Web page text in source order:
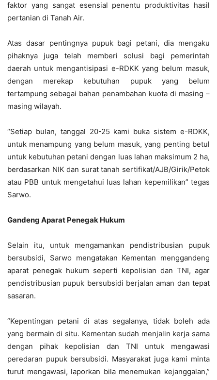
faktor yang sangat esensial penentu produktivitas hasil
pertanian di Tanah Air.
Atas dasar pentingnya pupuk bagi petani, dia mengaku
pihaknya juga telah memberi solusi bagi pemerintah
daerah untuk mengantisipasi e-RDKK yang belum masuk,
dengan merekap kebutuhan pupuk yang belum
tertampung sebagai bahan penambahan kuota di masing –
masing wilayah.
“Setiap bulan, tanggal 20-25 kami buka sistem e-RDKK,
untuk menampung yang belum masuk, yang penting betul
untuk kebutuhan petani dengan luas lahan maksimum 2 ha,
berdasarkan NIK dan surat tanah sertifikat/AJB/Girik/Petok
atau PBB untuk mengetahui luas lahan kepemilikan” tegas
Sarwo.
Gandeng Aparat Penegak Hukum
Selain itu, untuk mengamankan pendistribusian pupuk
bersubsidi, Sarwo mengatakan Kementan menggandeng
aparat penegak hukum seperti kepolisian dan TNI, agar
pendistribusian pupuk bersubsidi berjalan aman dan tepat
sasaran.
“Kepentingan petani di atas segalanya, tidak boleh ada
yang bermain di situ. Kementan sudah menjalin kerja sama
dengan pihak kepolisian dan TNI untuk mengawasi
peredaran pupuk bersubsidi. Masyarakat juga kami minta
turut mengawasi, laporkan bila menemukan kejanggalan,”